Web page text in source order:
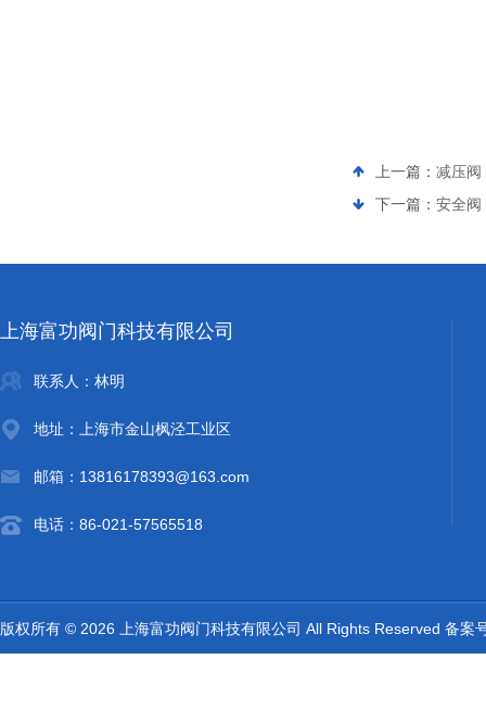
上一篇： 减压阀
下一篇： 安全阀
上海富功阀门科技有限公司
联系人：林明
地址：上海市金山枫泾工业区
邮箱：13816178393@163.com
电话：86-021-57565518
版权所有 © 2026 上海富功阀门科技有限公司 All Rights Reserved 备案